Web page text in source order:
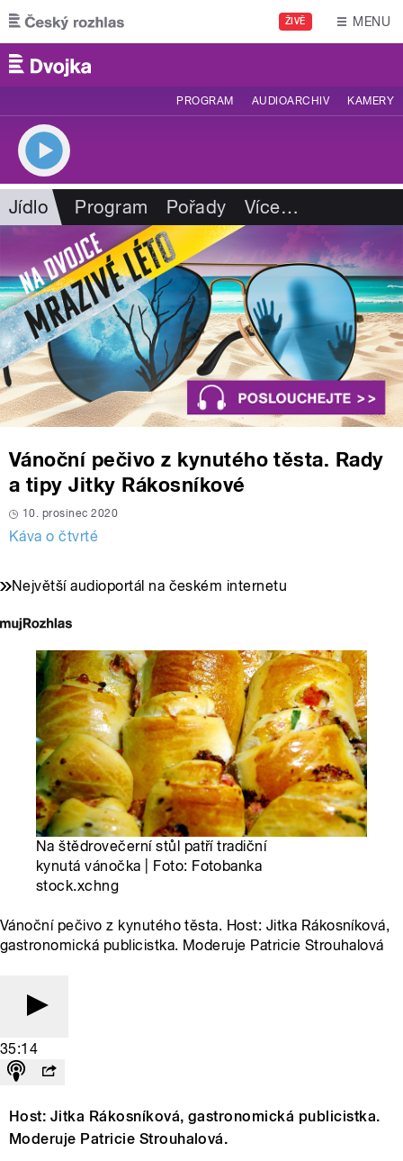
Přejít k hlavnímu obsahu
ŽIVĚ MENU
PROGRAM AUDIOARCHIV KAMERY
Jídlo Program Pořady Více…
Vánoční pečivo z kynutého těsta. Rady
a tipy Jitky Rákosníkové
10. prosinec 2020
Káva o čtvrté
Největší audioportál na českém internetu
Na štědrovečerní stůl patří tradiční
kynutá vánočka | Foto: Fotobanka
stock.xchng
Vánoční pečivo z kynutého těsta. Host: Jitka Rákosníková,
gastronomická publicistka. Moderuje Patricie Strouhalová
35:14
Host: Jitka Rákosníková, gastronomická publicistka.
Moderuje Patricie Strouhalová.